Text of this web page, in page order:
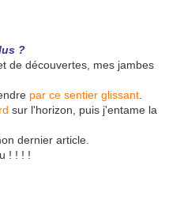
?
de découvertes, mes jambes
par ce sentier glissant
sur l'horizon, puis j'entame la
dernier article.
! ! ! !